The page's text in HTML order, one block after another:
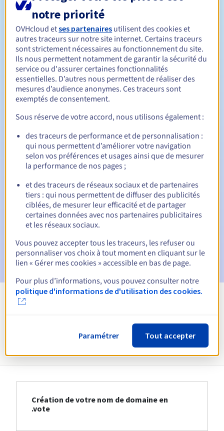
d’enregistrement du .VOTE
Règles de gestion et notifications
Durée de réservation Entre 1 et 10 ans
Durée de renouvellement Entre 1 et 10 ans
Notifications automatiques :
Emails d'avertissement :60, 30, 15, 7 et 3 jours avant la
date d'échéance
E-mail le jour de l'expirationpour notification de la
suspension du nom de domaine
E-mail après la Redemption Grace Periodpour
notification de la suppression du nom de domaine
Informations sur le .vote
Création de votre nom de domaine en
.vote
notre priorité
OVHcloud etses partenaires utilisent des cookies et
autres traceurs sur notre site internet. Certains traceurs
sont strictement nécessaires au fonctionnement du site.
Ils nous permettent notamment de garantir la sécurité du
service ou d'assurer certaines fonctionnalités
essentielles. D’autres nous permettent de réaliser des
mesures d’audience anonymes. Ces traceurs sont
exemptés de consentement.
Sous réserve de votre accord, nous utilisons également :
des traceurs de performance et de personnalisation :
qui nous permettent d’améliorer votre navigation
selon vos préférences et usages ainsi que de mesurer
la performance de nos pages ;
et des traceurs de réseaux sociaux et de partenaires
tiers : qui nous permettent de diffuser des publicités
ciblées, de mesurer leur efficacité et de partager
certaines données avec nos partenaires publicitaires
et les réseaux sociaux.
Vous pouvez accepter tous les traceurs, les refuser ou
personnaliser vos choix à tout moment en cliquant sur le
lien « Gérer mes cookies » accessible en bas de page.
Pour plus d’informations, vous pouvez consulter notre
politique d'informations de d'utilisation des cookies.
Paramétrer Tout accepter